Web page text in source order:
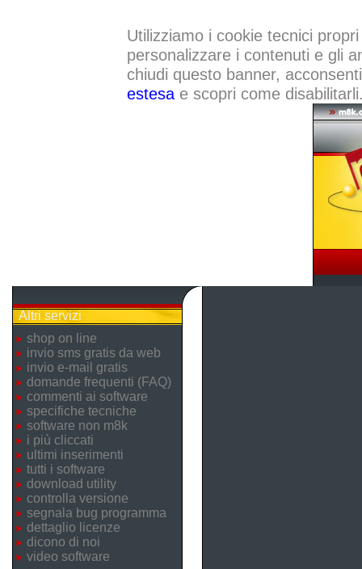
Utilizziamo i cookie tecnici
personalizzare i contenuti e gli
chiudi questo banner,
estesa e scopri come
Altri servizi
shop on line
invio sms gratis da web
invio e-mail gratis
domande frequenti (FAQ)
commenti ai software
specifiche tecniche
software non m8k
i più cliccati
ultimi inserimenti
tutti i software
download utility
controlla versione
segnala bug programma
dettaglio licenze
dicono di noi
video software